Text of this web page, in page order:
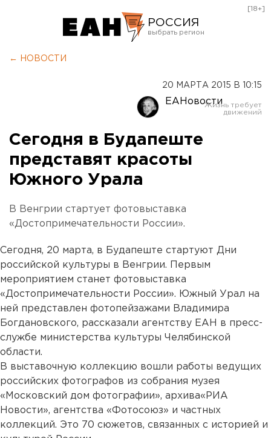
РОССИЯ
Оренбург
[18+]
← НОВОСТИ
20 МАРТА 2015 В 10:15
ЕАНовости
Сегодня в Будапеште
представят красоты
Южного Урала
В Венгрии стартует фотовыставка
«Достопримечательности России».
Сегодня, 20 марта, в Будапеште стартуют Дни
российской культуры в Венгрии. Первым
мероприятием станет фотовыставка
«Достопримечательности России». Южный Урал на
ней представлен фотопейзажами Владимира
Богдановского, рассказали агентству ЕАН в пресс-
службе министерства культуры Челябинской
области.
В выставочную коллекцию вошли работы ведущих
российских фотографов из собрания музея
«Московский дом фотографии», архива«РИА
Новости», агентства «Фотосоюз» и частных
коллекций. Это 70 сюжетов, связанных с историей и